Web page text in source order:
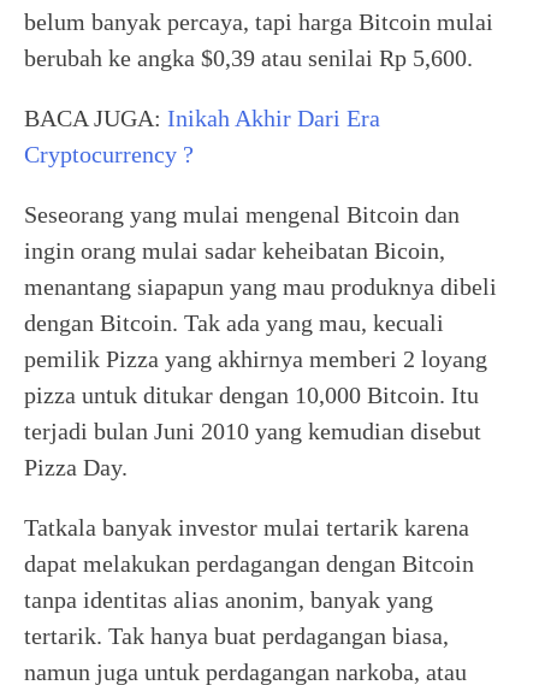
belum banyak percaya, tapi harga Bitcoin mulai
berubah ke angka $0,39 atau senilai Rp 5,600.
BACA JUGA: Inikah Akhir Dari Era
Cryptocurrency ?
Seseorang yang mulai mengenal Bitcoin dan
ingin orang mulai sadar keheibatan Bicoin,
menantang siapapun yang mau produknya dibeli
dengan Bitcoin. Tak ada yang mau, kecuali
pemilik Pizza yang akhirnya memberi 2 loyang
pizza untuk ditukar dengan 10,000 Bitcoin. Itu
terjadi bulan Juni 2010 yang kemudian disebut
Pizza Day.
Tatkala banyak investor mulai tertarik karena
dapat melakukan perdagangan dengan Bitcoin
tanpa identitas alias anonim, banyak yang
tertarik. Tak hanya buat perdagangan biasa,
namun juga untuk perdagangan narkoba, atau